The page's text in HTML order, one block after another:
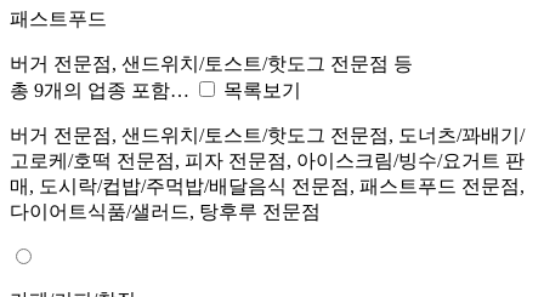
패스트푸드
버거 전문점, 샌드위치/토스트/핫도그 전문점 등
총 9개의 업종 포함…
목록보기
버거 전문점, 샌드위치/토스트/핫도그 전문점, 도너츠/꽈배기/
고로케/호떡 전문점, 피자 전문점, 아이스크림/빙수/요거트 판
매, 도시락/컵밥/주먹밥/배달음식 전문점, 패스트푸드 전문점,
다이어트식품/샐러드, 탕후루 전문점